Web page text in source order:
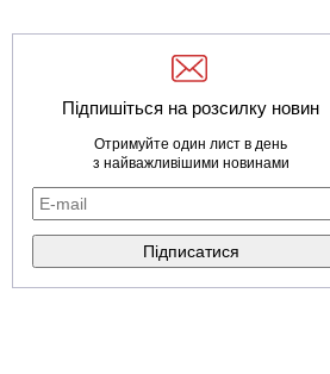
Підпишіться на розсилку новин
Отримуйте один лист в день
з найважливішими новинами